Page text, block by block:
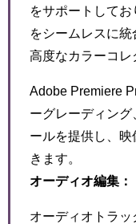
をサポートして
をシームレスに統
高度なカラーコレ
Adobe Premiere
ーグレーディン
ールを提供し、
きます。
オーディオ編集：
オーディオトラ